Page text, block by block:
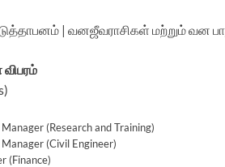
| வனஜீவராசிகள் மற்றும் வன
(Research and Training)
(Civil Engineer)
(Finance)